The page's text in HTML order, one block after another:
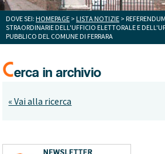
DOVE SEI: HOMEPAGE > LISTA NOTIZIE >
STRAORDINARIE DELL'UFFICIO ELETTORALE E
PUBBLICO DEL COMUNE DI FERRARA
« Vai alla ricerca